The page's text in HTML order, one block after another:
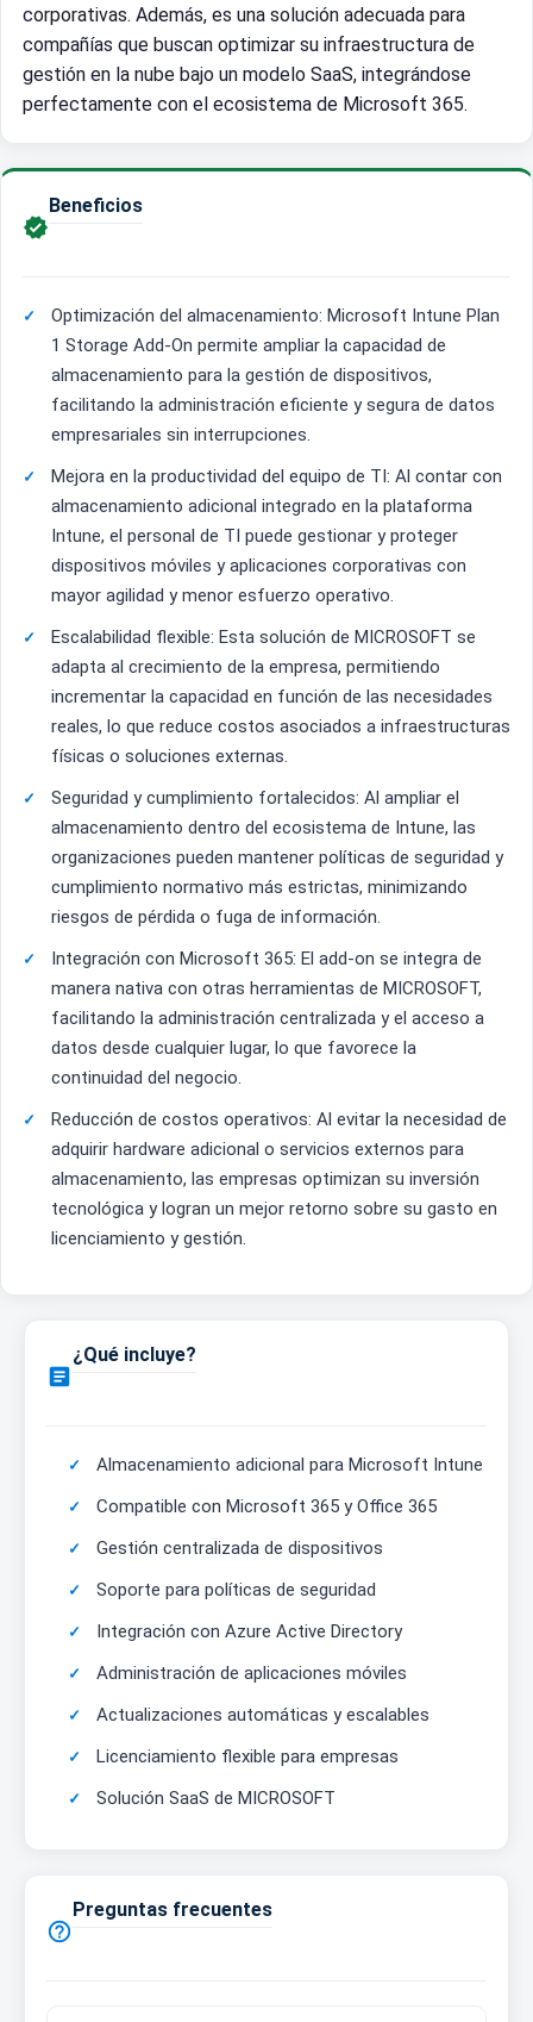
corporativas. Además, es una solución adecuada para
compañías que buscan optimizar su infraestructura de
gestión en la nube bajo un modelo SaaS, integrándose
perfectamente con el ecosistema de Microsoft 365.

Beneficios
Optimización del almacenamiento: Microsoft Intune Plan
1 Storage Add-On permite ampliar la capacidad de
almacenamiento para la gestión de dispositivos,
facilitando la administración eficiente y segura de datos
empresariales sin interrupciones.
Mejora en la productividad del equipo de TI: Al contar con
almacenamiento adicional integrado en la plataforma
Intune, el personal de TI puede gestionar y proteger
dispositivos móviles y aplicaciones corporativas con
mayor agilidad y menor esfuerzo operativo.
Escalabilidad flexible: Esta solución de MICROSOFT se
adapta al crecimiento de la empresa, permitiendo
incrementar la capacidad en función de las necesidades
reales, lo que reduce costos asociados a infraestructuras
físicas o soluciones externas.
Seguridad y cumplimiento fortalecidos: Al ampliar el
almacenamiento dentro del ecosistema de Intune, las
organizaciones pueden mantener políticas de seguridad y
cumplimiento normativo más estrictas, minimizando
riesgos de pérdida o fuga de información.
Integración con Microsoft 365: El add-on se integra de
manera nativa con otras herramientas de MICROSOFT,
facilitando la administración centralizada y el acceso a
datos desde cualquier lugar, lo que favorece la
continuidad del negocio.
Reducción de costos operativos: Al evitar la necesidad de
adquirir hardware adicional o servicios externos para
almacenamiento, las empresas optimizan su inversión
tecnológica y logran un mejor retorno sobre su gasto en
licenciamiento y gestión.

¿Qué incluye?
Almacenamiento adicional para Microsoft Intune
Compatible con Microsoft 365 y Office 365
Gestión centralizada de dispositivos
Soporte para políticas de seguridad
Integración con Azure Active Directory
Administración de aplicaciones móviles
Actualizaciones automáticas y escalables
Licenciamiento flexible para empresas
Solución SaaS de MICROSOFT

Preguntas frecuentes